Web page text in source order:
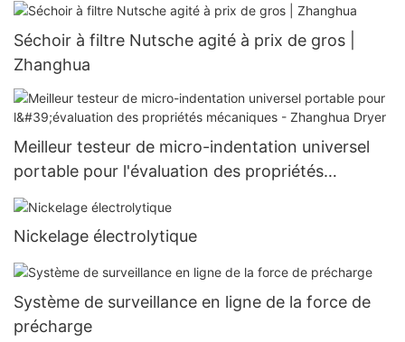
Séchoir à filtre Nutsche agité à prix de gros |
Zhanghua
Meilleur testeur de micro-indentation universel
portable pour l'évaluation des propriétés
mécaniques - Zhanghua Dryer
Nickelage électrolytique
Système de surveillance en ligne de la force de
précharge